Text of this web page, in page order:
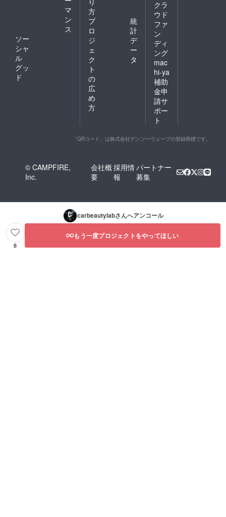
マ
ン
ス
ソー
シャ
ル
グッ
ド
方
プ
ロ
ジ
ェ
ク
ト
の
広
め
方
統
計
デ
ー
タ
クラ
ウド
ファ
ン
ディ
ング
mac
hi-ya
補助
金申
請サ
ポー
ト
「QRコード」は株式会社デンソーウェーブの登録商標です。
© CAMPFIRE,
Inc.
会社概
要
採用情
報
パートナー
募集
carbeautylabさんへアンコール
8
もう一度プロジェクトをやってほしい